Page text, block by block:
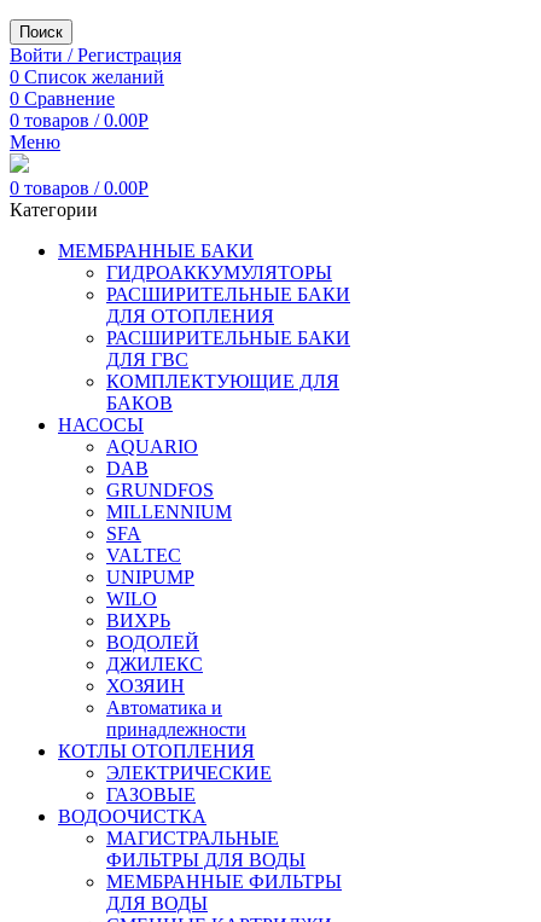
Поиск
Войти / Регистрация
0 Список желаний
0 Сравнение
0 товаров / 0.00Р
Меню
0 товаров / 0.00Р
Категории
МЕМБРАННЫЕ БАКИ
ГИДРОАККУМУЛЯТОРЫ
РАСШИРИТЕЛЬНЫЕ БАКИ
ДЛЯ ОТОПЛЕНИЯ
РАСШИРИТЕЛЬНЫЕ БАКИ
ДЛЯ ГВС
КОМПЛЕКТУЮЩИЕ ДЛЯ
БАКОВ
НАСОСЫ
AQUARIO
DAB
GRUNDFOS
MILLENNIUM
SFA
VALTEC
UNIPUMP
WILO
ВИХРЬ
ВОДОЛЕЙ
ДЖИЛЕКС
ХОЗЯИН
Автоматика и
принадлежности
КОТЛЫ ОТОПЛЕНИЯ
ЭЛЕКТРИЧЕСКИЕ
ГАЗОВЫЕ
ВОДООЧИСТКА
МАГИСТРАЛЬНЫЕ
ФИЛЬТРЫ ДЛЯ ВОДЫ
МЕМБРАННЫЕ ФИЛЬТРЫ
ДЛЯ ВОДЫ